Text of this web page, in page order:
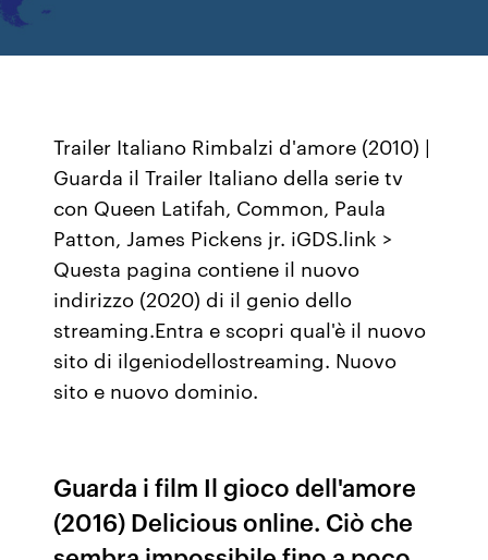
Trailer Italiano Rimbalzi d'amore (2010) |
Guarda il Trailer Italiano della serie tv
con Queen Latifah, Common, Paula
Patton, James Pickens jr. iGDS.link >
Questa pagina contiene il nuovo
indirizzo (2020) di il genio dello
streaming.Entra e scopri qual'è il nuovo
sito di ilgeniodellostreaming. Nuovo
sito e nuovo dominio.
Guarda i film Il gioco dell'amore
(2016) Delicious online. Ciò che